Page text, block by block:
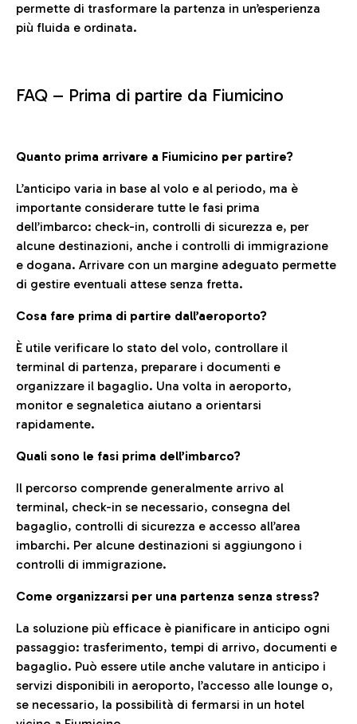
permette di trasformare la partenza in un’esperienza
più fluida e ordinata.
FAQ – Prima di partire da Fiumicino
Quanto prima arrivare a Fiumicino per partire?
L’anticipo varia in base al volo e al periodo, ma è
importante considerare tutte le fasi prima
dell’imbarco: check-in, controlli di sicurezza e, per
alcune destinazioni, anche i controlli di immigrazione
e dogana. Arrivare con un margine adeguato permette
di gestire eventuali attese senza fretta.
Cosa fare prima di partire dall’aeroporto?
È utile verificare lo stato del volo, controllare il
terminal di partenza, preparare i documenti e
organizzare il bagaglio. Una volta in aeroporto,
monitor e segnaletica aiutano a orientarsi
rapidamente.
Quali sono le fasi prima dell’imbarco?
Il percorso comprende generalmente arrivo al
terminal, check-in se necessario, consegna del
bagaglio, controlli di sicurezza e accesso all’area
imbarchi. Per alcune destinazioni si aggiungono i
controlli di immigrazione.
Come organizzarsi per una partenza senza stress?
La soluzione più efficace è pianificare in anticipo ogni
passaggio: trasferimento, tempi di arrivo, documenti e
bagaglio. Può essere utile anche valutare in anticipo i
servizi disponibili in aeroporto, l’accesso alle lounge o,
se necessario, la possibilità di fermarsi in un hotel